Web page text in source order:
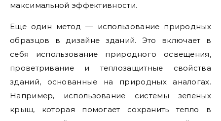
максимальной эффективности.
Еще один метод — использование природных
образцов в дизайне зданий. Это включает в
себя использование природного освещения,
проветривание и теплозащитные свойства
зданий, основанные на природных аналогах.
Например, использование системы зеленых
крыш, которая помогает сохранить тепло в